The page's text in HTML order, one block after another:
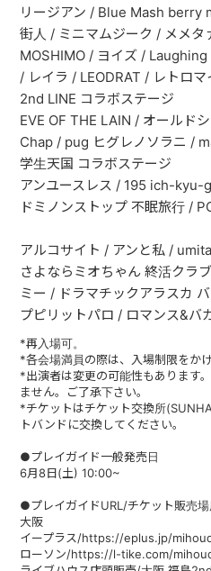
ガチャ
公式ファ
配信リ
リージアン / Blue Mash berry
街人 / ミニマムジーク / メメ
MOSHIMO / ヨイズ /
/ レイラ / LEODRAT / レトロ
2nd LINE コラボステージ
EVE OF THE LAIN / オールド
Chap / pug ヒグレノソラニ /
学生天国 コラボステージ
アンユースレス / 195 ich-kyu-
ドミノンストップ 不眠旅行 /
アルコサイト / アンと私 /
さよならミオちゃん 終活クラ
ミー / ドラマチックアラスカ
プピリットパロ / ロマンス&バ
*再入場可。
*各会場満員の際は、入場制限をか
*出演者は変更の可能性もあります
ません。ご了承下さい。
*チケットはチケット交換所
トバンドに交換してください。
●プレイガイド一般発売日
6月8日(土) 10:00~
●プレイガイドURL/チケット販売
大阪
イープラス/https://eplus.jp/
ローソン/https://l-tike.com/